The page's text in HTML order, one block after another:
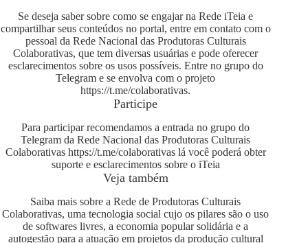
Se deseja saber sobre como se engajar na Rede iTeia e
compartilhar seus conteúdos no portal, entre em contato com o
pessoal da Rede Nacional das Produtoras Culturais
Colaborativas, que tem diversas usuárias e pode oferecer
esclarecimentos sobre os usos possíveis. Entre no grupo do
Telegram e se envolva com o projeto
https://t.me/colaborativas.
Participe
Para participar recomendamos a entrada no grupo do
Telegram da Rede Nacional das Produtoras Culturais
Colaborativas https://t.me/colaborativaslá você poderá obter
suporte e esclarecimentos sobre o iTeia
Veja também
Saiba mais sobre a Rede de Produtoras Culturais
Colaborativas, uma tecnologia social cujo os pilares são o uso
de softwares livres, a economia popular solidária e a
autogestão para a atuação em projetos da produção cultural